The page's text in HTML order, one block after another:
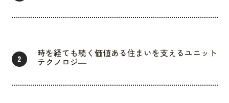
2 時を経ても続く価値ある住まいを支えるユニット
テクノロジ―